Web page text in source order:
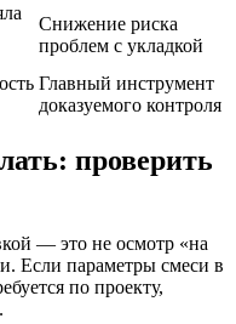
Снижение риска
проблем с укладкой
Главный инструмент
доказуемого контроля
проверить
— это не осмотр «на
Если параметры смеси в
по проекту,